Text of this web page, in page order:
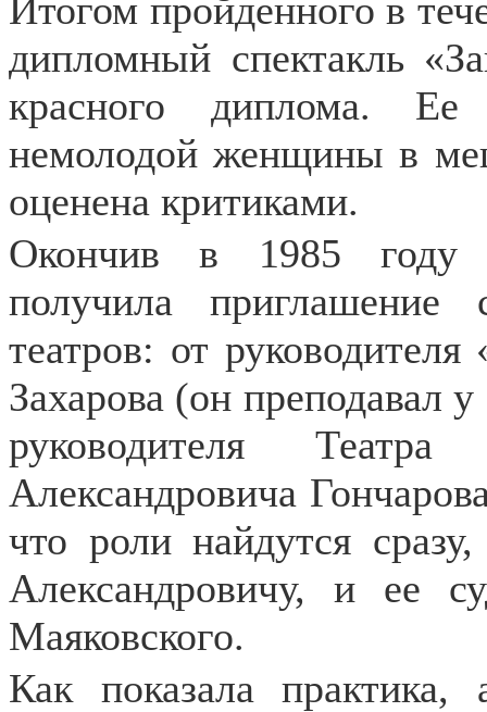
Итогом пройденного в
дипломный спектакль
красного диплома. Ее
немолодой женщины в
оценена критиками.
Окончив в 1985 году
получила приглашение
театров: от
Захарова (он преподавал
руководителя
Александровича
что роли найдутся
Александровичу, и ее
Маяковского.
Как показала